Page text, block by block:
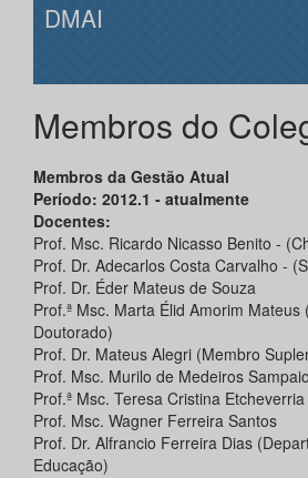
DMAI
Membros do
Membros da Gestão Atual
Período: 2012.1 - atualmente
Docentes:
Prof. Msc. Ricardo Nicasso Benito -
Prof. Dr. Adecarlos Costa Carvalho -
Prof. Dr. Éder Mateus de Souza
Prof.ª Msc. Marta Élid Amorim Mateus
Doutorado)
Prof. Dr. Mateus Alegri (Membro
Prof. Msc. Murilo de Medeiros Sampaio
Prof.ª Msc. Teresa Cristina Etcheverria
Prof. Msc. Wagner Ferreira Santos
Prof. Dr. Alfrancio Ferreira Dias
Educação)